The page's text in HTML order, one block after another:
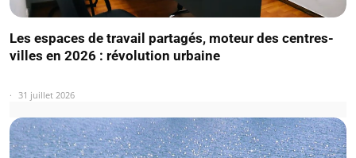
Les espaces de travail partagés, moteur des centres-
villes en 2026 : révolution urbaine
31 juillet 2026